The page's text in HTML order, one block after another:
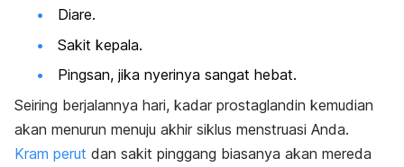
Diare.
Sakit kepala.
Pingsan, jika nyerinya sangat hebat.
Seiring berjalannya hari, kadar prostaglandin kemudian
akan menurun menuju akhir siklus menstruasi Anda.
Kram perut dan sakit pinggang biasanya akan mereda